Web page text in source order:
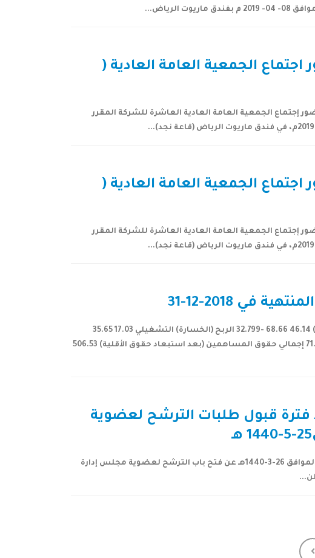
الجمعية العامة العادية (
الجمعية العامة العادية العاشرة للشركة المقرر
الجمعية العامة العادية (
الجمعية العامة العادية العاشرة للشركة المقرر
2018-12-31
بند السنة الحالية السنة الماضية التغير% المبيعات/الايرادات 534.96 576.75 -7.245 اجمالي الربح (الخسارة) 46.14 68.66 -32.799 الربح (الخسارة) التشغيلي 17.03 35.65
-52.23 صافي الربح (الخسارة) بعد الزكاة والضريبة 7.11 25.57 -72.193 اجمالي الدخل الشامل 7.62 26.59 -71.342 إجمالي حقوق المساهمين (بعد استبعاد حقوق الأقلية) 506.53
قبول طلبات الترشح لعضوية
بند توضيح مقدمة إلحاقاً لأعلان شركة إتحاد مصانع الأسلاك ( أسلاك) على موقع تداول بتاريخ 4-12- 2018م الموافق 26-3-1440هـ عن فتح باب الترشح لعضوية مجلس إدارة